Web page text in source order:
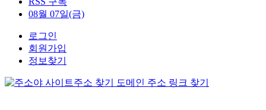
08월 07일(금)
로그인
회원가입
정보찾기